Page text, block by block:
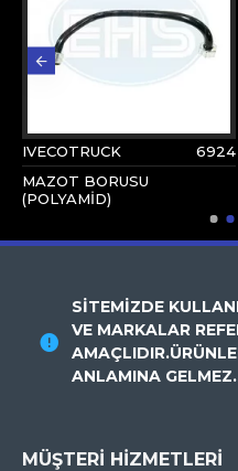
IVECOTRUCK
6924
MAZOT BORUSU
(POLYAMİD)
SİTEMİZDE
VE MARKALAR
ANLAMINA GELMEZ.
MÜŞTERI HIZMETLERI